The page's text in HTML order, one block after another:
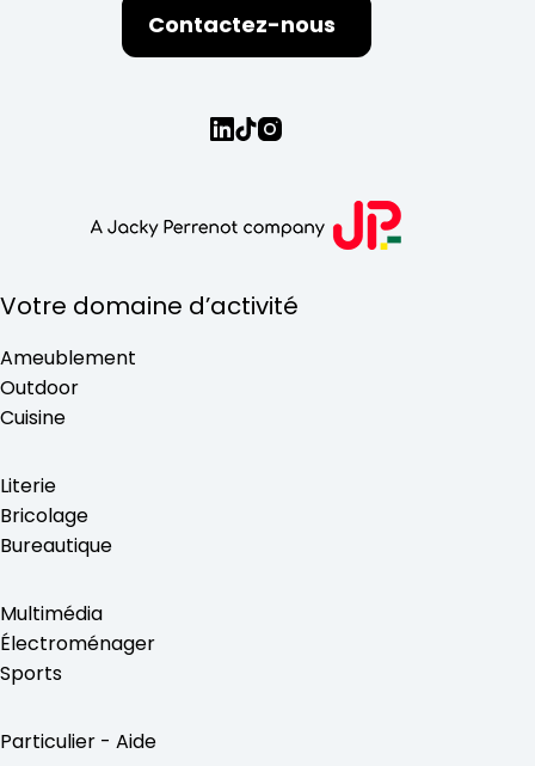
Contactez-nous
Votre domaine d’activité
Ameublement
Outdoor
Cuisine
Literie
Bricolage
Bureautique
Multimédia
Électroménager
Sports
Particulier - Aide